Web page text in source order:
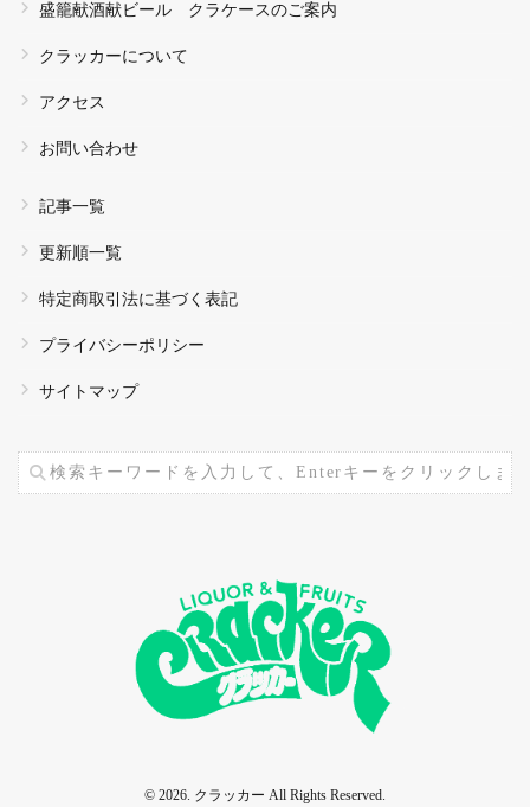
盛籠献酒献ビール クラケースのご案内
クラッカーについて
アクセス
お問い合わせ
記事一覧
更新順一覧
特定商取引法に基づく表記
プライバシーポリシー
サイトマップ
© 2026. クラッカー All Rights Reserved.